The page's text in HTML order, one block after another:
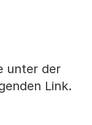
unter der
Link.